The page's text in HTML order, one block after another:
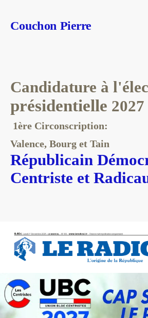
Couchon Pierre
Candidature à
présidentielle 2027
1ère Circonscription:
Valence, Bourg et Tain
Républicain
Centriste et